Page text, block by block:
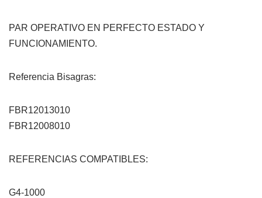
PAR OPERATIVO EN PERFECTO ESTADO Y
FUNCIONAMIENTO.
Referencia Bisagras:
FBR12013010
FBR12008010
REFERENCIAS COMPATIBLES:
G4-1000